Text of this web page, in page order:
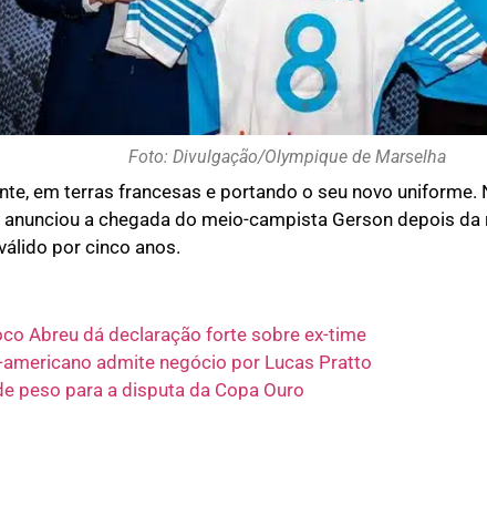
Foto: Divulgação/Olympique de Marselha
em terras francesas e portando o seu novo uniforme.
a chegada do meio-campista Gerson depois
por cinco anos.
Abreu dá declaração forte sobre ex-time
admite negócio por Lucas Pratto
peso para a disputa da Copa Ouro